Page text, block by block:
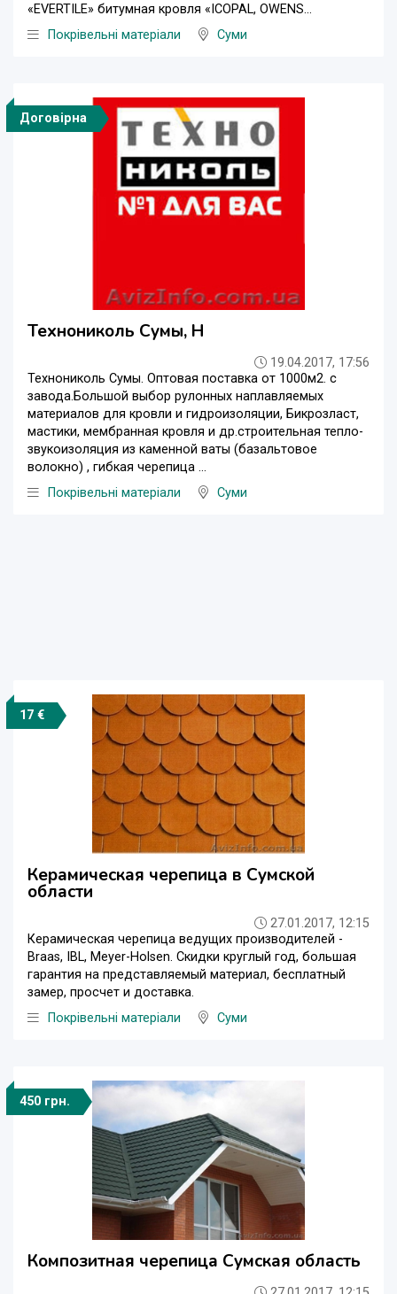
«EVERTILE» битумная кровля «ICOPAL, OWENS...
Покрівельні матеріали
Суми
Договірна
Технониколь Сумы, Н
19.04.2017, 17:56
Технониколь Сумы. Оптовая поставка от 1000м2. с
завода.Большой выбор рулонных наплавляемых
материалов для кровли и гидроизоляции, Бикрозласт,
мастики, мембранная кровля и др.строительная тепло-
звукоизоляция из каменной ваты (базальтовое
волокно) , гибкая черепица ...
Покрівельні матеріали
Суми
17 €
Керамическая черепица в Сумской
области
27.01.2017, 12:15
Керамическая черепица ведущих производителей -
Braas, IBL, Meyer-Holsen. Скидки круглый год, большая
гарантия на представляемый материал, бесплатный
замер, просчет и доставка.
Покрівельні матеріали
Суми
450 грн.
Композитная черепица Сумская область